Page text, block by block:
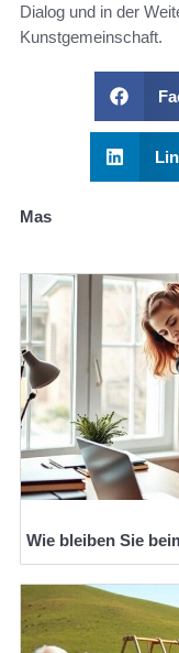
Dialog und in der
Kunstgemeinschaft.
Mas
Wie bleiben Sie